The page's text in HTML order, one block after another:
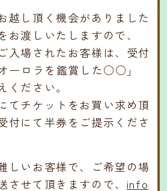
越し頂く機会がありました
お渡しいたしますので、
入場されたお客様は、受付
ーロラを鑑賞した○○」
ください。
てチケットをお買い求め頂
付にて半券をご提示くださ
しいお客様で、ご希望の場
させて頂きますので、 info